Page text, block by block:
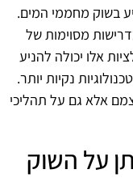
בשוק מחממי המים.
מסוימות של
אלו יכולה להניע
נקיות יותר.
אלא גם על תהליכי
על השוק